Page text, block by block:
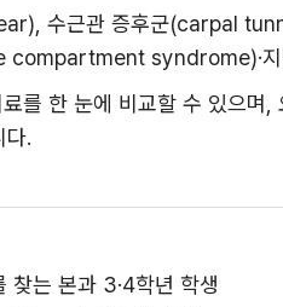
수근관 증후군(carpal
compartment syndrome)·지
료를 한 눈에 비교할 수 있으
다.
찾는 본과 3·4학년 학생